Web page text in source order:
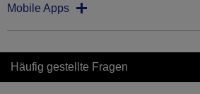
Mobile Apps
Häufig gestellte Fragen